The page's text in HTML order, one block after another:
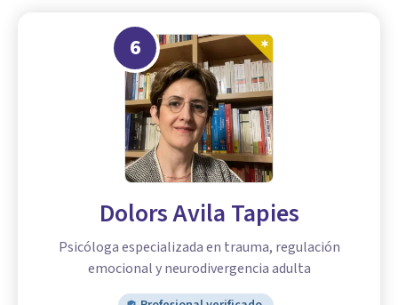
6
Dolors Avila Tapies
Psicóloga especializada en trauma, regulación
emocional y neurodivergencia adulta